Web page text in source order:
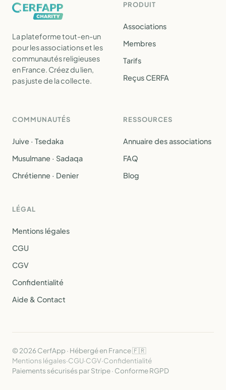
La plateforme tout-en-un
pour les associations et les
communautés religieuses
en France. Créez du lien,
pas juste de la collecte.
PRODUIT
Associations
Membres
Tarifs
Reçus CERFA
COMMUNAUTÉS
Juive · Tsedaka
Musulmane · Sadaqa
Chrétienne · Denier
RESSOURCES
Annuaire des associations
FAQ
Blog
LÉGAL
Mentions légales
CGU
CGV
Confidentialité
Aide & Contact
© 2026 CerfApp · Hébergé en France 🇫🇷
Mentions légales·CGU·CGV·Confidentialité
Paiements sécurisés par Stripe · Conforme RGPD